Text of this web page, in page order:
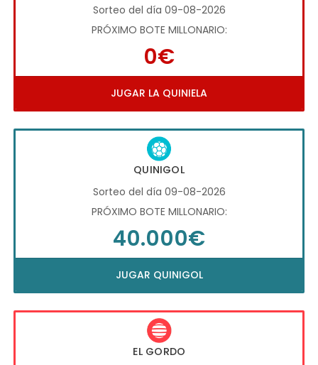
Sorteo del día 09-08-2026
PRÓXIMO BOTE MILLONARIO:
0€
JUGAR LA QUINIELA
QUINIGOL
Sorteo del día 09-08-2026
PRÓXIMO BOTE MILLONARIO:
40.000€
JUGAR QUINIGOL
EL GORDO